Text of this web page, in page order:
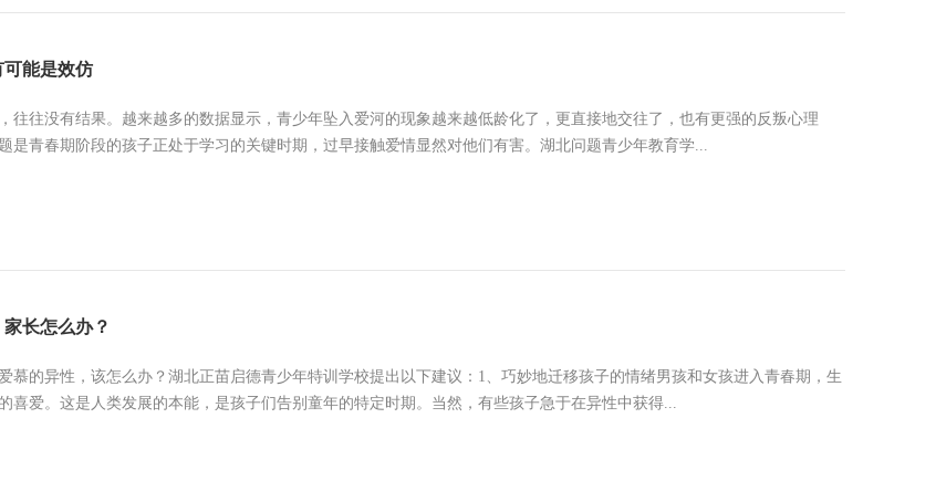
能是效仿
往往没有结果。越来越多的数据显示，青少年坠入爱河的现象越来越低龄化了，更直接地交往了，也有更强的反叛心理
是青春期阶段的孩子正处于学习的关键时期，过早接触爱情显然对他们有害。湖北问题青少年教育学...
长怎么办？
慕的异性，该怎么办？湖北正苗启德青少年特训学校提出以下建议：1、巧妙地迁移孩子的情绪男孩和女孩进入青春期，生
喜爱。这是人类发展的本能，是孩子们告别童年的特定时期。当然，有些孩子急于在异性中获得...